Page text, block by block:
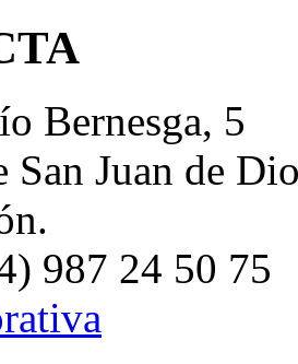
Bernesga, 5
San Juan de
987 24 50 75